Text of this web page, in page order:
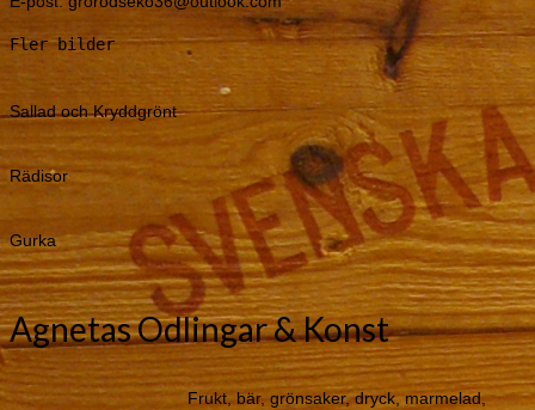
Fler bilder
Sallad och Kryddgrönt
Rädisor
Gurka
Agnetas Odlingar & Konst
Frukt, bär, grönsaker, dryck, marmelad,